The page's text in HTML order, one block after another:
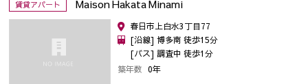
賃貸アパート Maison Hakata Minami
春日市上白水3丁目77
[沿線] 博多南 徒歩15分
[バス] 調査中 徒歩1分
築年数 0年